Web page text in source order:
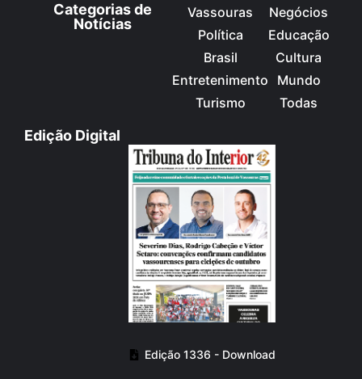
Categorias de
Notícias
Vassouras
Política
Brasil
Entretenimento
Turismo
Negócios
Educação
Cultura
Mundo
Todas
Edição Digital
Edição 1336 - Download